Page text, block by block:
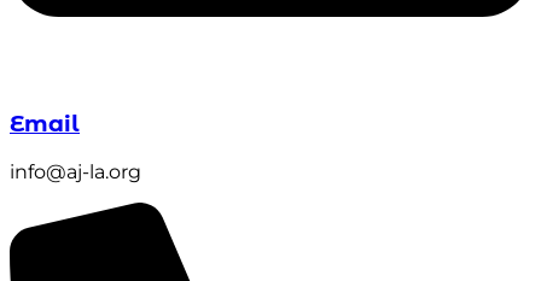
Email
info@aj-la.org